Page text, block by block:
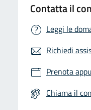
Contatta il
Leggi le
Richiedi
Prenota
Chiama il